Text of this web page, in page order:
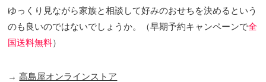
ゆっくり見ながら家族と相談して好みのおせちを決めるという
のも良いのではないでしょうか。（早期予約キャンペーンで全
国送料無料）
→高島屋オンラインストア